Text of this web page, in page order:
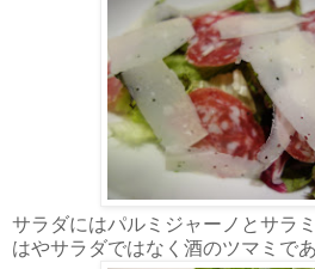
サラダにはパルミジャーノとサラ
はやサラダではなく酒のツマミであ